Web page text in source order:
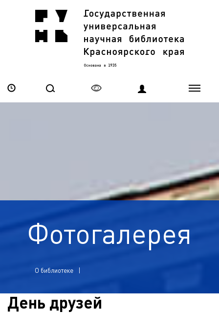
Фотогалерея
О библиотеке
День друзей